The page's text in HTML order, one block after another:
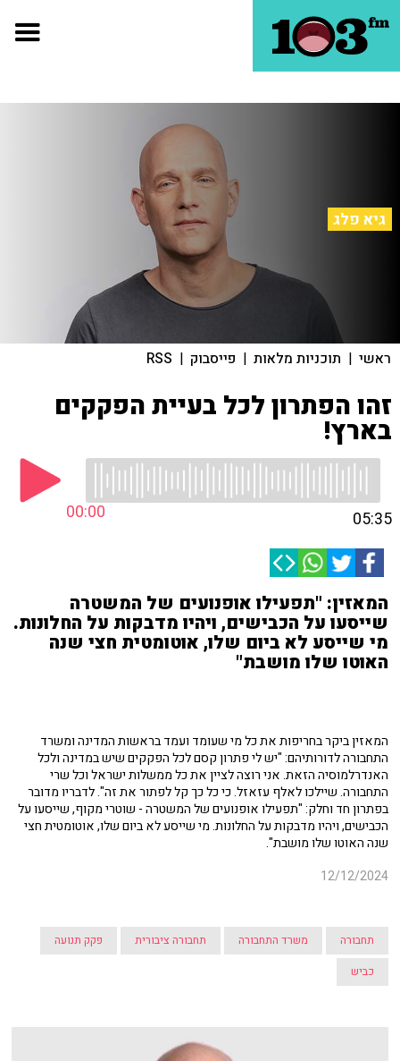
גיא פלג
ראשי | תוכניות מלאות | פייסבוק |
RSS
זהו הפתרון לכל בעיית הפקקים
בארץ!
00:00 05:35
המאזין: "תפעילו אופנועים של המשטרה
שייסעו על הכבישים, ויהיו מדבקות על החלונות.
מי שייסע לא ביום שלו, אוטומטית חצי שנה
האוטו שלו מושבת"
המאזין ביקר בחריפות את כל מי שעומד ועמד בראשות המדינה ומשרד
התחבורה לדורותיהם: "יש לי פתרון קסם לכל הפקקים שיש במדינה ולכל
האנדרלמוסיה הזאת. אני רוצה לציין את כל ממשלות ישראל וכל שרי
התחבורה. שיילכו לאלף עזאזל. כי כל כך קל לפתור את זה". לדבריו מדובר
בפתרון חד וחלק: "תפעילו אופנועים של המשטרה - שוטרי מקוף, שייסעו על
הכבישים, ויהיו מדבקות על החלונות. מי שייסע לא ביום שלו, אוטומטית חצי
שנה האוטו שלו מושבת".
12/12/2024
תחבורה משרד התחבורה תחבורה ציבורית
פקק תנועה
כביש